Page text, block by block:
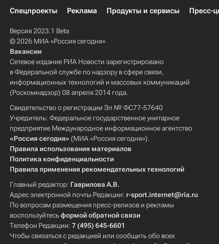
Спецпроекты
Реклама Продукты и сервисы Пресс-
Версия 2023.1 Beta
© 2026 МИА «Россия сегодня»
Вакансии
Сетевое издание РИА Новости зарегистрировано
в Федеральной службе по надзору в сфере связи,
информационных технологий и массовых коммуникаций
(Роскомнадзор) 08 апреля 2014 года.
Свидетельство о регистрации Эл № ФС77-57640
Учредитель: Федеральное государственное унитарное
предприятие Международное информационное агентство
«Россия сегодня» (МИА «Россия сегодня»).
Правила использования материалов
Политика конфиденциальности
Правила применения рекомендательных технологий
Главный редактор: Гаврилова А.В.
Адрес электронной почты Редакции: r-sport.internet@ria.ru
По вопросам размещения пресс-релизов и рекламы
воспользуйтесьформой обратной связи
Телефон Редакции: 7 (495) 645-6601
Чтобы связаться с редакцией или сообщить обо всех